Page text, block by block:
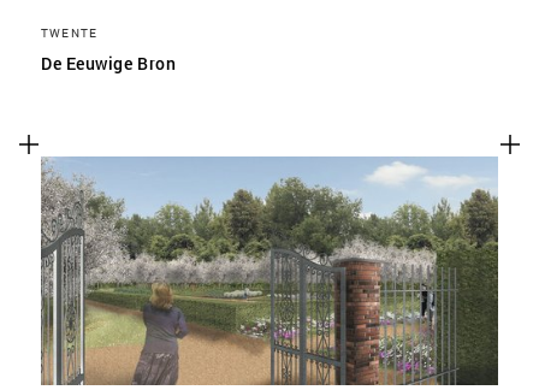
TWENTE
De Eeuwige Bron